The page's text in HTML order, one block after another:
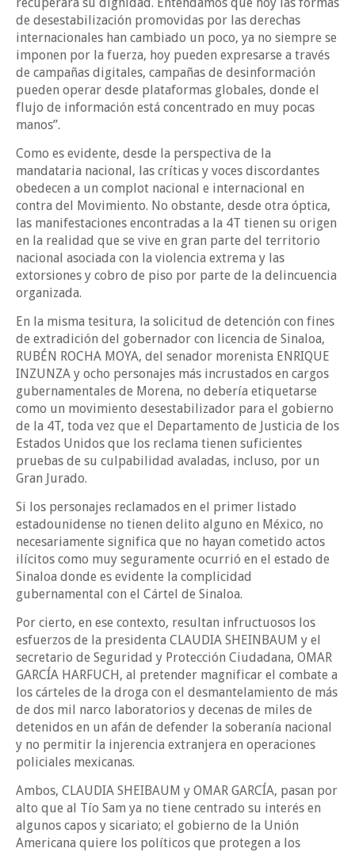
de desestabilización promovidas por las derechas
internacionales han cambiado un poco, ya no siempre se
imponen por la fuerza, hoy pueden expresarse a través
de campañas digitales, campañas de desinformación
pueden operar desde plataformas globales, donde el
flujo de información está concentrado en muy pocas
manos”.
Como es evidente, desde la perspectiva de la
mandataria nacional, las críticas y voces discordantes
obedecen a un complot nacional e internacional en
contra del Movimiento. No obstante, desde otra óptica,
las manifestaciones encontradas a la 4T tienen su origen
en la realidad que se vive en gran parte del territorio
nacional asociada con la violencia extrema y las
extorsiones y cobro de piso por parte de la delincuencia
organizada.
En la misma tesitura, la solicitud de detención con fines
de extradición del gobernador con licencia de Sinaloa,
RUBÉN ROCHA MOYA, del senador morenista ENRIQUE
INZUNZA y ocho personajes más incrustados en cargos
gubernamentales de Morena, no debería etiquetarse
como un movimiento desestabilizador para el gobierno
de la 4T, toda vez que el Departamento de Justicia de los
Estados Unidos que los reclama tienen suficientes
pruebas de su culpabilidad avaladas, incluso, por un
Gran Jurado.
Si los personajes reclamados en el primer listado
estadounidense no tienen delito alguno en México, no
necesariamente significa que no hayan cometido actos
ilícitos como muy seguramente ocurrió en el estado de
Sinaloa donde es evidente la complicidad
gubernamental con el Cártel de Sinaloa.
Por cierto, en ese contexto, resultan infructuosos los
esfuerzos de la presidenta CLAUDIA SHEINBAUM y el
secretario de Seguridad y Protección Ciudadana, OMAR
GARCÍA HARFUCH, al pretender magnificar el combate a
los cárteles de la droga con el desmantelamiento de más
de dos mil narco laboratorios y decenas de miles de
detenidos en un afán de defender la soberanía nacional
y no permitir la injerencia extranjera en operaciones
policiales mexicanas.
Ambos, CLAUDIA SHEIBAUM y OMAR GARCÍA, pasan por
alto que al Tío Sam ya no tiene centrado su interés en
algunos capos y sicariato; el gobierno de la Unión
Americana quiere los políticos que protegen a los